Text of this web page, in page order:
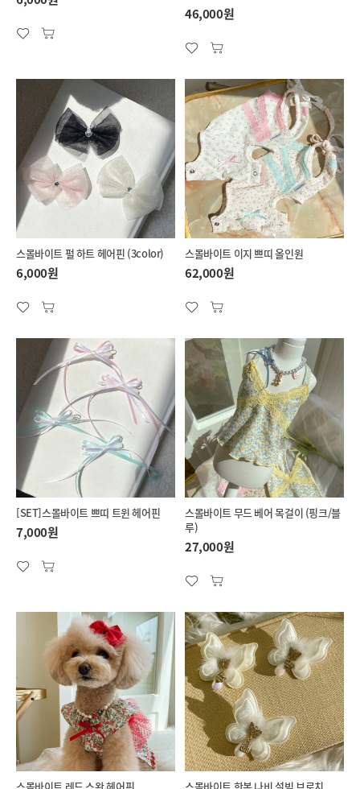
46,000원
스몰바이트 펄 하트 헤어핀 (3color)
6,000원
스몰바이트 이지 쁘띠 올인원
62,000원
[SET]스몰바이트 쁘띠 트윈 헤어핀
7,000원
스몰바이트 무드 베어 목걸이 (핑크/블
루)
27,000원